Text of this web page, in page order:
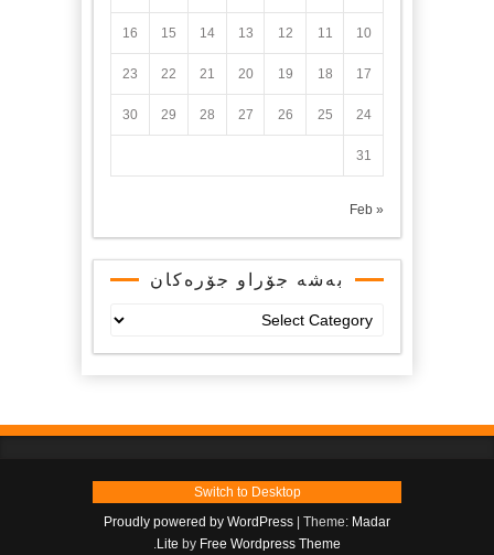
10
11
12
13
14
15
16
17
18
19
20
21
22
23
24
25
26
27
28
29
30
31
« Feb
بەشە جۆراو جۆرەکان
جۆرەکان
Switch to Desktop
Proudly powered by WordPress
Theme: Madar
Lite by Free Wordpress Theme
.